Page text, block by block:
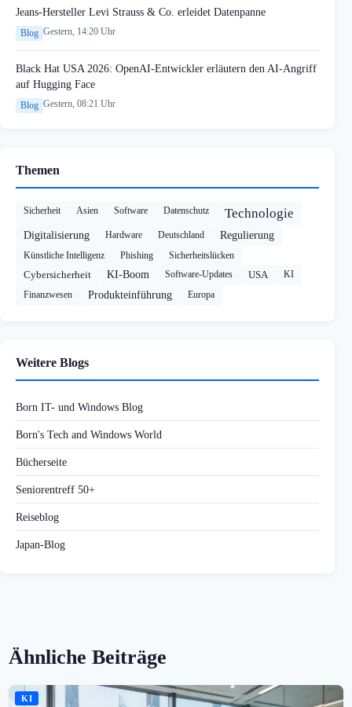
Jeans-Hersteller Levi Strauss & Co. erleidet Datenpanne
Blog Gestern, 14:20 Uhr
Black Hat USA 2026: OpenAI-Entwickler erläutern den AI-Angriff
auf Hugging Face
Blog Gestern, 08:21 Uhr
Themen
Sicherheit Asien Software Datenschutz Technologie
Digitalisierung Hardware Deutschland Regulierung
Künstliche Intelligenz Phishing Sicherheitslücken
Cybersicherheit KI-Boom Software-Updates USA
KI
Finanzwesen
Produkteinführung Europa
Weitere Blogs
Born IT- und Windows Blog
Born's Tech and Windows World
Bücherseite
Seniorentreff 50+
Reiseblog
Japan-Blog
Ähnliche Beiträge
KI